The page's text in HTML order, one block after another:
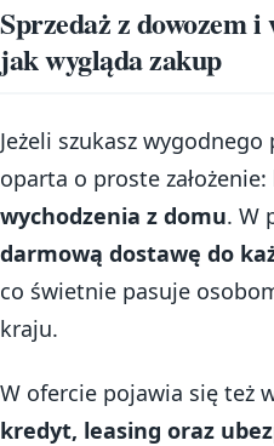
Sprzedaż z dowozem
jak wygląda zakup
Jeżeli szukasz
oparta o proste założenie:
wychodzenia z domu. W
darmową dostawę do
co świetnie pasuje
kraju.
W ofercie pojawia się też
kredyt, leasing oraz